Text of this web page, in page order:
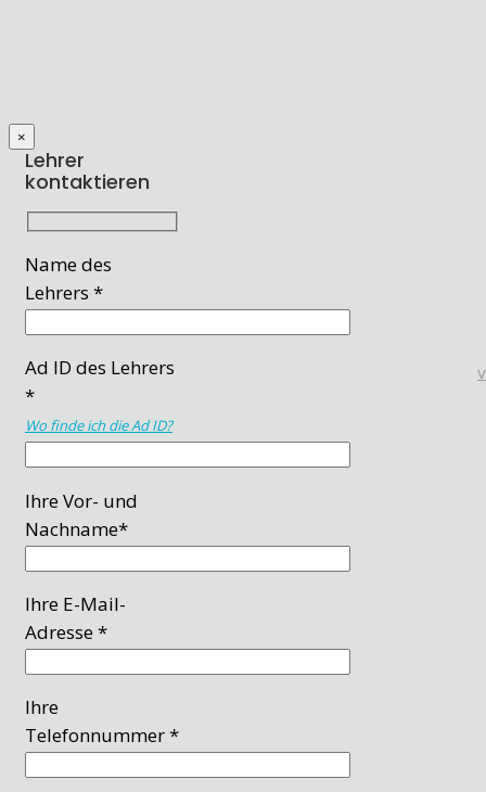
×
Lehrer
kontaktieren
Name des
Lehrers *
Ad ID des Lehrers
*
Wo finde ich die Ad ID?
Ihre Vor- und
Nachname*
Ihre E-Mail-
Adresse *
Ihre
Telefonnummer *